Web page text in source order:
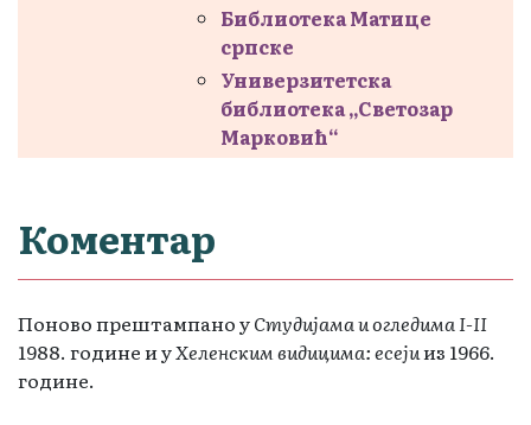
Библиотека Матице
српске
Универзитетска
библиотека „Светозар
Марковић“
Коментар
Поново прештампано уСтудијама и огледима I-II
1988. године и уХеленским видицима: есејииз 1966.
године.